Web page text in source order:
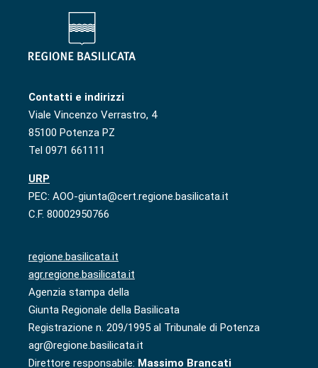
Contatti e indirizzi
Viale Vincenzo Verrastro, 4
85100 Potenza PZ
Tel 0971 661111
URP
PEC: AOO-giunta@cert.regione.basilicata.it
C.F. 80002950766
regione.basilicata.it
agr.regione.basilicata.it
Agenzia stampa della
Giunta Regionale della Basilicata
Registrazione n. 209/1995 al Tribunale di Potenza
agr@regione.basilicata.it
Direttore responsabile: Massimo Brancati